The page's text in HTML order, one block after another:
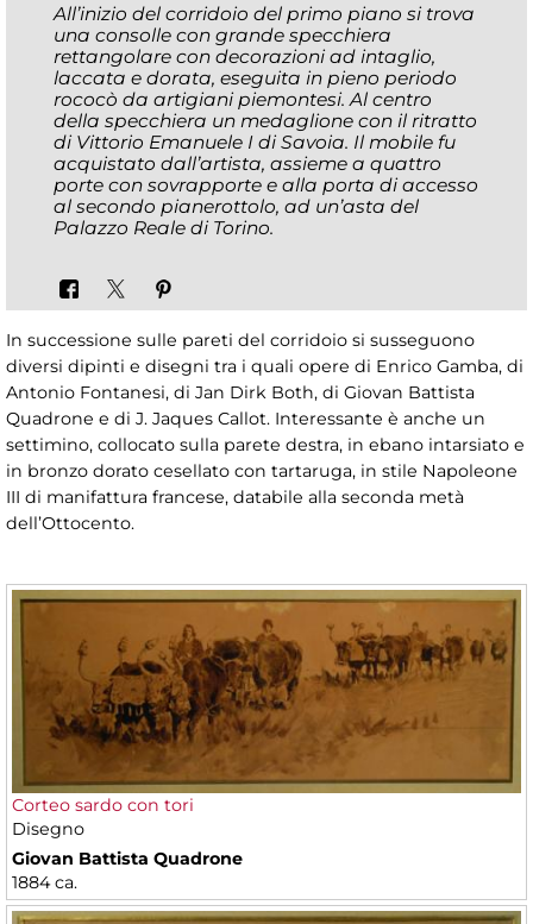
All’inizio del corridoio del primo piano si trova
una consolle con grande specchiera
rettangolare con decorazioni ad intaglio,
laccata e dorata, eseguita in pieno periodo
rococò da artigiani piemontesi. Al centro
della specchiera un medaglione con il ritratto
di Vittorio Emanuele I di Savoia. Il mobile fu
acquistato dall’artista, assieme a quattro
porte con sovrapporte e alla porta di accesso
al secondo pianerottolo, ad un’asta del
Palazzo Reale di Torino.
In successione sulle pareti del corridoio si susseguono
diversi dipinti e disegni tra i quali opere di Enrico Gamba, di
Antonio Fontanesi, di Jan Dirk Both, di Giovan Battista
Quadrone e di J. Jaques Callot. Interessante è anche un
settimino, collocato sulla parete destra, in ebano intarsiato e
in bronzo dorato cesellato con tartaruga, in stile Napoleone
III di manifattura francese, databile alla seconda metà
dell’Ottocento.
Corteo sardo con tori
Disegno
Giovan Battista Quadrone
1884 ca.